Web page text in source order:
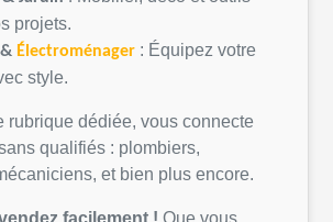
projets.
Électroménager : Équipez votre
style.
rubrique dédiée, vous connecte
qualifiés : plombiers,
, et bien plus encore.
facilement ! Que vous